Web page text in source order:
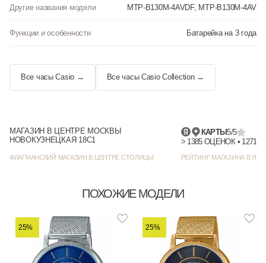
Другие названия модели MTP-B130M-4AVDF, MTP-B130M-4AV
Функции и особенности Батарейка на 3 года
Все часы Casio → Все часы Casio Collection →
МАГАЗИН В ЦЕНТРЕ МОСКВЫ
НОВОКУЗНЕЦКАЯ 18С1
ФЛАГМАНСКИЙ МАГАЗИН В ЦЕНТРЕ СТОЛИЦЫ
КАРТЫ5/5
РЕЙТИНГ МАГАЗИНА В
ПОХОЖИЕ МОДЕЛИ
25% 25%